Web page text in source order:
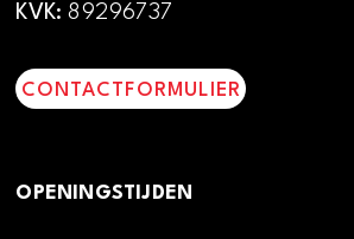
KVK: 89296737
CONTACTFORMULIER
OPENINGSTIJDEN